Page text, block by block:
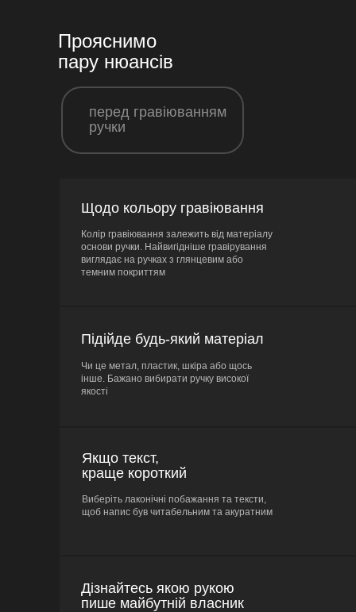
Щодо кольору гравіювання
Колір гравіювання залежить від матеріалу
основи ручки. Найвигідніше гравірування
виглядає на ручках з глянцевим або
темним покриттям
Підійде будь-який матеріал
Чи це метал, пластик, шкіра або щось
інше. Бажано вибирати ручку високої
якості
Якщо текст,
краще короткий
Виберіть лаконічні побажання та тексти,
щоб напис був читабельним та акуратним
Прояснимо
пару нюансів
перед гравіюванням
ручки
Дізнайтесь якою рукою
пише майбутній власник